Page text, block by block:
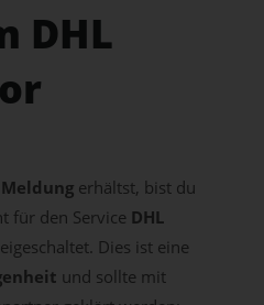
DHL
Meldung erhältst, bist du
für den Service DHL
Dies ist eine
und sollte mit